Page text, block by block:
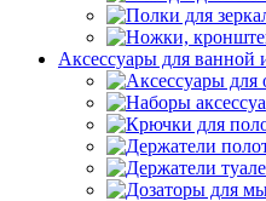
Аксессуары для ванной